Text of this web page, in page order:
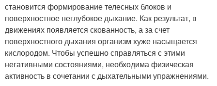
становится формирование телесных блоков и
поверхностное неглубокое дыхание. Как результат, в
движениях появляется скованность, а за счет
поверхностного дыхания организм хуже насыщается
кислородом. Чтобы успешно справляться с этими
негативными состояниями, необходима физическая
активность в сочетании с дыхательными упражнениями.